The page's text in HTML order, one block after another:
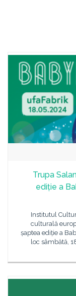
Trupa
ediție a
Institutul
culturală
șaptea ediție a
loc sâmbătă,